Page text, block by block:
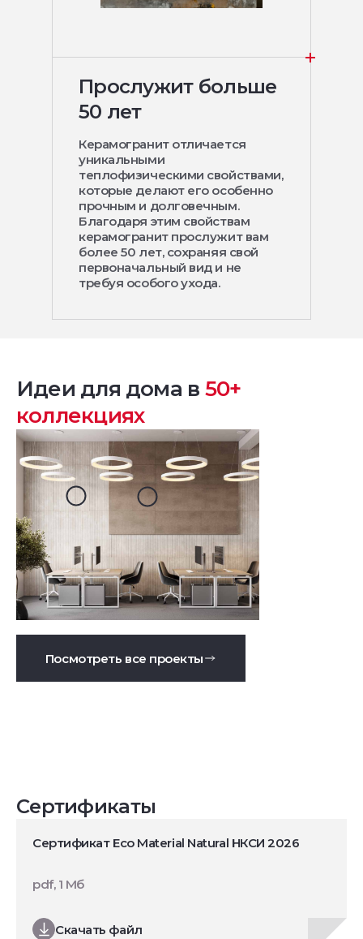
Прослужит больше
50 лет
Керамогранит отличается
уникальными
теплофизическими свойствами,
которые делают его особенно
прочным и долговечным.
Благодаря этим свойствам
керамогранит прослужит вам
более 50 лет, сохраняя свой
первоначальный вид и не
требуя особого ухода.
Идеи для дома в 50+
коллекциях
Посмотреть все проекты
Сертификаты
Сертификат Eco Material Natural НКСИ 2026
Скачать файл
pdf, 1 Мб